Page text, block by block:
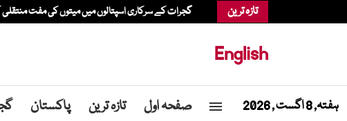
تازہ ترین گجرات کے سرکاری اسپتالوں میں میتوں کی مفت
English
ہفتہ, 8 اگست , 2026 صفحہ اول تازہ ترین پاکستان